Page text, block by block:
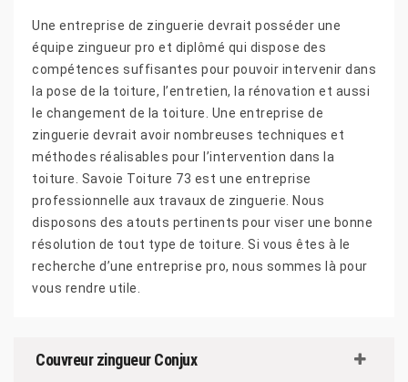
Une entreprise de zinguerie devrait posséder une
équipe zingueur pro et diplômé qui dispose des
compétences suffisantes pour pouvoir intervenir dans
la pose de la toiture, l’entretien, la rénovation et aussi
le changement de la toiture. Une entreprise de
zinguerie devrait avoir nombreuses techniques et
méthodes réalisables pour l’intervention dans la
toiture. Savoie Toiture 73 est une entreprise
professionnelle aux travaux de zinguerie. Nous
disposons des atouts pertinents pour viser une bonne
résolution de tout type de toiture. Si vous êtes à le
recherche d’une entreprise pro, nous sommes là pour
vous rendre utile.
Couvreur zingueur Conjux